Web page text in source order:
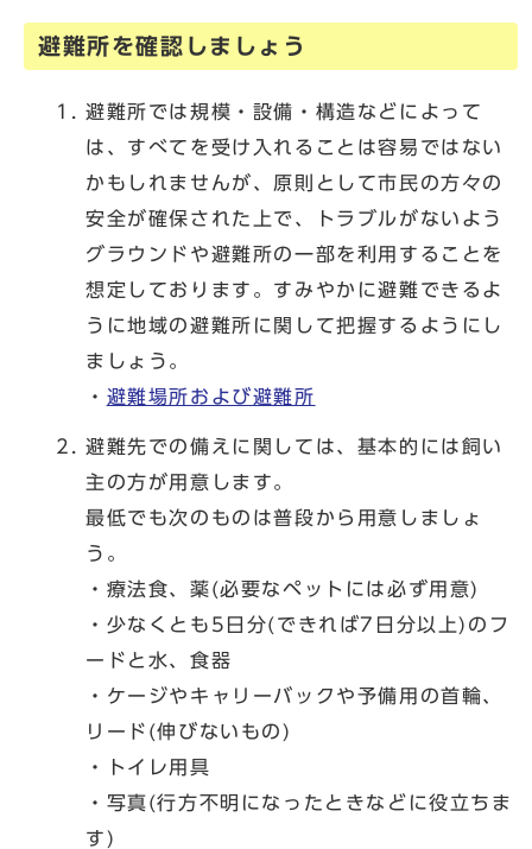
避難所を確認しましょう
避難所では規模・設備・構造などによって
は、すべてを受け入れることは容易ではない
かもしれませんが、原則として市民の方々の
安全が確保された上で、トラブルがないよう
グラウンドや避難所の一部を利用することを
想定しております。すみやかに避難できるよ
うに地域の避難所に関して把握するようにし
ましょう。
・ 避難場所および避難所
避難先での備えに関しては、基本的には飼い
主の方が用意します。
最低でも次のものは普段から用意しましょ
う。
・療法食、薬(必要なペットには必ず用意)
・少なくとも5日分(できれば7日分以上)のフ
ードと水、食器
・ケージやキャリーバックや予備用の首輪、
リード(伸びないもの)
・トイレ用具
・写真(行方不明になったときなどに役立ちま
す)